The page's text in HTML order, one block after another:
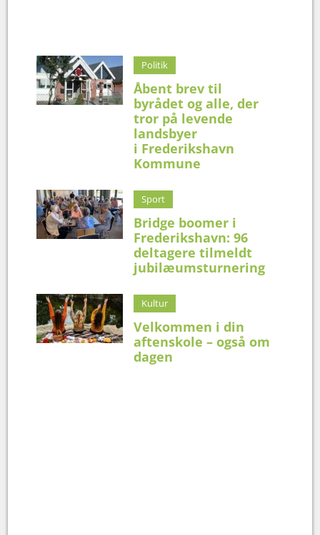
Politik
Åbent brev til
byrådet og alle, der
tror på levende
landsbyer
i Frederikshavn
Kommune
Sport
Bridge boomer i
Frederikshavn: 96
deltagere tilmeldt
jubilæumsturnering
Kultur
Velkommen i din
aftenskole – også om
dagen